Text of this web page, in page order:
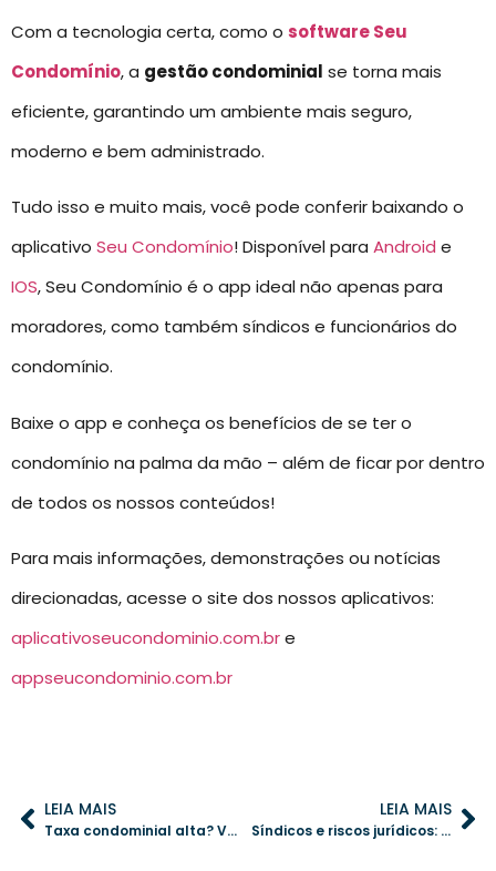
Com a tecnologia certa, como o software Seu
Condomínio, a gestão condominial se torna mais
eficiente, garantindo um ambiente mais seguro,
moderno e bem administrado.
Tudo isso e muito mais, você pode conferir baixando o
aplicativo Seu Condomínio! Disponível para Android e
IOS, Seu Condomínio é o app ideal não apenas para
moradores, como também síndicos e funcionários do
condomínio.
Baixe o app e conheça os benefícios de se ter o
condomínio na palma da mão – além de ficar por dentro
de todos os nossos conteúdos!
Para mais informações, demonstrações ou notícias
direcionadas, acesse o site dos nossos aplicativos:
aplicativoseucondominio.com.bre
appseucondominio.com.br
LEIA MAIS
Taxa condominial alta? Veja como otimizar gastos sem comprometer a qualidade
LEIA MAIS
Síndicos e riscos jurídicos: como evitar processos e administrar com segurança